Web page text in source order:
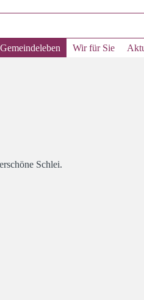
Gemeindeleben Wir für Sie
Schlei.